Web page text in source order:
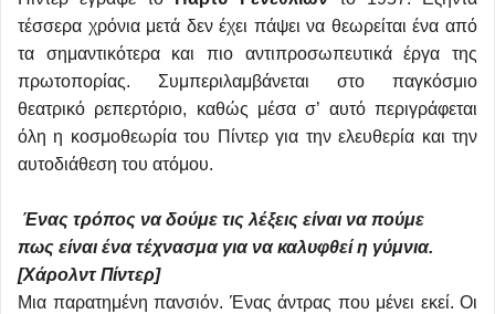
τέσσερα χρόνια μετά δεν έχει πάψει να θεωρείται ένα από
τα σημαντικότερα και πιο αντιπροσωπευτικά έργα της
πρωτοπορίας. Συμπεριλαμβάνεται στο παγκόσμιο
θεατρικό ρεπερτόριο, καθώς μέσα σ’ αυτό περιγράφεται
όλη η κοσμοθεωρία του Πίντερ για την ελευθερία και την
αυτοδιάθεση του ατόμου.
Ένας τρόπος να δούμε τις λέξεις είναι να πούμε
πως είναι ένα τέχνασμα για να καλυφθεί η γύμνια.
[Χάρολντ Πίντερ]
Μια παρατημένη πανσιόν. Ένας άντρας που μένει εκεί. Οι